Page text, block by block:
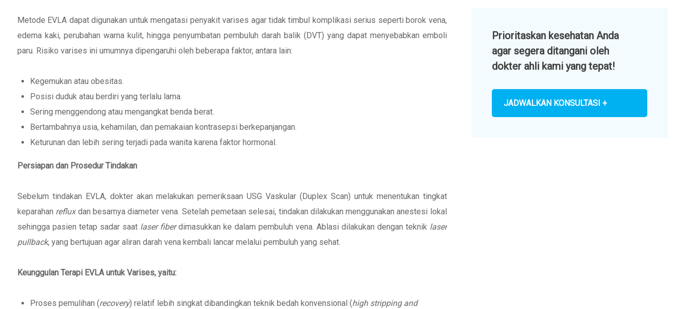
Metode EVLA dapat digunakan untuk mengatasi penyakit varises agar tidak timbul komplikasi serius seperti borok vena,
edema kaki, perubahan warna kulit, hingga penyumbatan pembuluh darah balik (DVT) yang dapat menyebabkan emboli
paru. Risiko varises ini umumnya dipengaruhi oleh beberapa faktor, antara lain:
Kegemukan atau obesitas.
Posisi duduk atau berdiri yang terlalu lama.
Sering menggendong atau mengangkat benda berat.
Bertambahnya usia, kehamilan, dan pemakaian kontrasepsi berkepanjangan.
Keturunan dan lebih sering terjadi pada wanita karena faktor hormonal.
Persiapan dan Prosedur Tindakan
Sebelum tindakan EVLA, dokter akan melakukan pemeriksaan USG Vaskular (Duplex Scan) untuk menentukan tingkat
keparahan refluxdan besarnya diameter vena. Setelah pemetaan selesai, tindakan dilakukan menggunakan anestesi lokal
sehingga pasien tetap sadar saat laser fiberdimasukkan ke dalam pembuluh vena. Ablasi dilakukan dengan teknik laser
pullback, yang bertujuan agar aliran darah vena kembali lancar melalui pembuluh yang sehat.
Keunggulan Terapi EVLA untuk Varises, yaitu:
Proses pemulihan (recovery) relatif lebih singkat dibandingkan teknik bedah konvensional (high stripping and
Prioritaskan kesehatan Anda
agar segera ditangani oleh
dokter ahli kami yang tepat!
JADWALKAN KONSULTASI +